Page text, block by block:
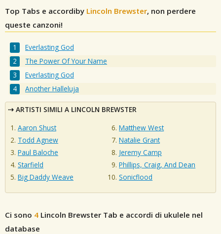
Top Tabs e accordiby Lincoln Brewster, non perdere
queste canzoni!
Everlasting God
The Power Of Your Name
Everlasting God
Another Halleluja
ARTISTI SIMILI A LINCOLN BREWSTER
Aaron Shust
Todd Agnew
Paul Baloche
Starfield
Big Daddy Weave
Matthew West
Natalie Grant
Jeremy Camp
Phillips, Craig, And Dean
Sonicflood
Ci sono 4 Lincoln Brewster Tab e accordi di ukulele nel
database